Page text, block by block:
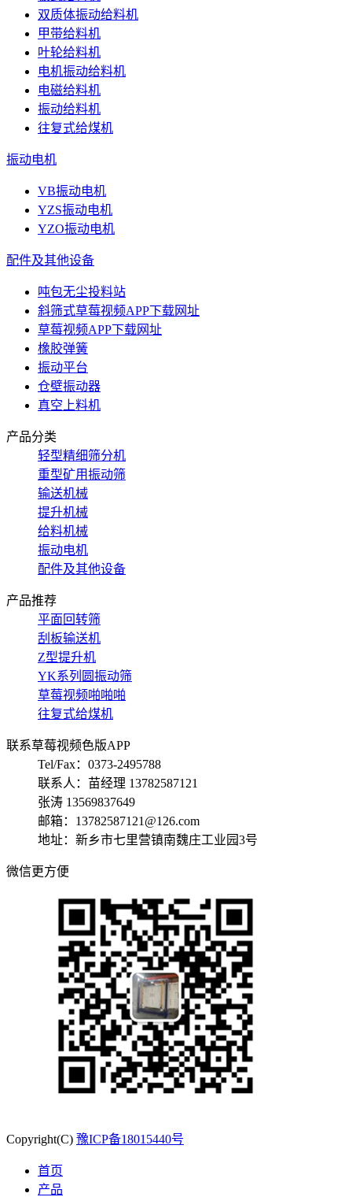
双质体振动给料机
甲带给料机
叶轮给料机
电机振动给料机
电磁给料机
振动给料机
往复式给煤机
振动电机
VB振动电机
YZS振动电机
YZO振动电机
配件及其他设备
吨包无尘投料站
斜筛式草莓视频APP下载网址
草莓视频APP下载网址
橡胶弹簧
振动平台
仓壁振动器
真空上料机
产品分类
轻型精细筛分机
重型矿用振动筛
输送机械
提升机械
给料机械
振动电机
配件及其他设备
产品推荐
平面回转筛
刮板输送机
Z型提升机
YK系列圆振动筛
草莓视频啪啪啪
往复式给煤机
联系草莓视频色版APP
Tel/Fax：0373-2495788
联系人：苗经理 13782587121
张涛 13569837649
邮箱：13782587121@126.com
地址：新乡市七里营镇南魏庄工业园3号
微信更方便
Copyright(C) 豫ICP备18015440号
首页
产品